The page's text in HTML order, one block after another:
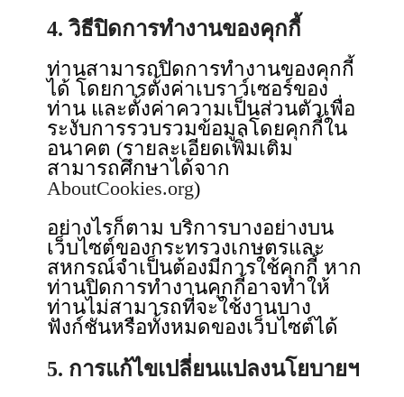
4. วิธีปิดการทำงานของคุกกี้
ท่านสามารถปิดการทำงานของคุกกี้
ได้ โดยการตั้งค่าเบราว์เซอร์ของ
ท่าน และตั้งค่าความเป็นส่วนตัวเพื่อ
ระงับการรวบรวมข้อมูลโดยคุกกี้ใน
อนาคต (รายละเอียดเพิ่มเติม
สามารถศึกษาได้จาก
AboutCookies.org)
อย่างไรก็ตาม บริการบางอย่างบน
เว็บไซต์ของกระทรวงเกษตรและ
สหกรณ์จำเป็นต้องมีการใช้คุกกี้ หาก
ท่านปิดการทำงานคุกกี้อาจทำให้
ท่านไม่สามารถที่จะใช้งานบาง
ฟังก์ชันหรือทั้งหมดของเว็บไซต์ได้
5. การแก้ไขเปลี่ยนแปลงนโยบายฯ